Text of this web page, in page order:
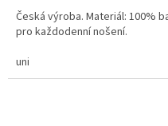
Česká výroba. Materiál: 100%
pro každodenní nošení.
uni